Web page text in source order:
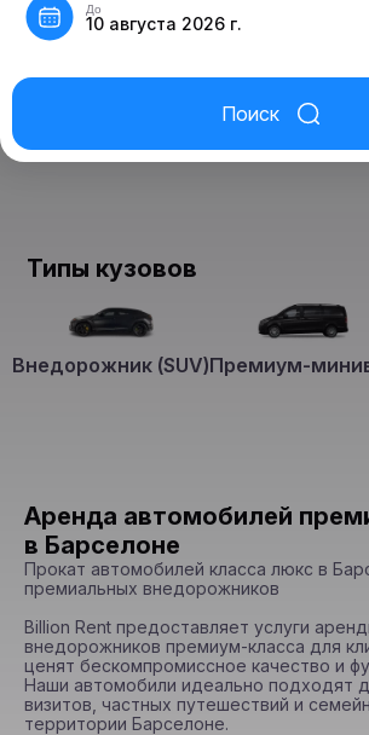
До
10 августа 2026 г.
Поиск
Типы кузовов
Внедорожник (SUV)Премиум-
Аренда автомобилей
в Барселоне
Прокат автомобилей класса люкс в
премиальных внедорожников
Billion Rent предоставляет услуги
внедорожников премиум-класса для
ценят бескомпромиссное качество и
Наши автомобили идеально подходят
визитов, частных путешествий и
территории Барселоне.